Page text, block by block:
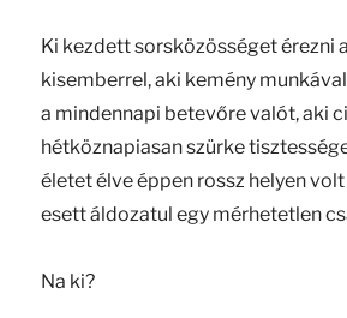
Ki kezdett sorsközösséget érezni
kisemberrel, aki kemény
a mindennapi betevőre valót, aki
hétköznapiasan szürke
életet élve éppen rossz helyen
esett áldozatul egy mérhetetlen
Na ki?